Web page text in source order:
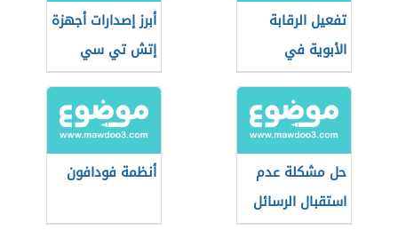
تفعيل الرقابة
الأبوية في
الآيفون
أبرز إصدارات أجهزة
إتش تي سي
لعام 2021
حل مشكلة عدم
استقبال الرسائل
النصية في
أنظمة فودافون